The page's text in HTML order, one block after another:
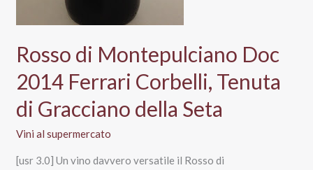
Rosso di Montepulciano Doc
2014 Ferrari Corbelli, Tenuta
di Gracciano della Seta
Vini al supermercato
[usr 3.0] Un vino davvero versatile il Rosso di